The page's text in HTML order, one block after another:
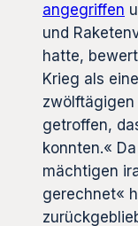
angegriffen
und
hatte,
Krieg als
getroffen,
konnten.«
mächtigen
gerechnet«